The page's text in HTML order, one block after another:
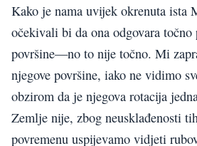
Kako je nama uvijek okrenuta ista
očekivali bi da ona odgovara
površine—no to nije točno. Mi
njegove površine, iako ne vidimo
obzirom da je njegova rotacija
Zemlje nije, zbog neusklađenosti
povremenu uspijevamo vidjeti